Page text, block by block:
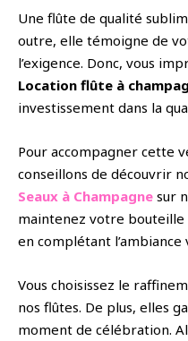
Une flûte de qualité
outre, elle témoigne de
l’exigence. Donc, vous
Location flûte à
investissement dans la
Pour accompagner cette
conseillons de découvrir
Seaux à Champagne sur
maintenez votre
en complétant l’ambiance
Vous choisissez le
nos flûtes. De plus, elles
moment de célébration.